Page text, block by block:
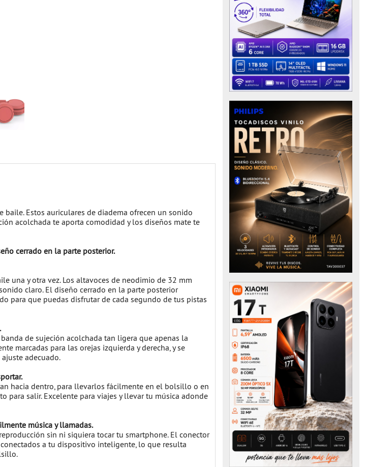
baile. Estos auriculares de diadema ofrecen un sonido
acolchada te aporta comodidad y los diseños mate te
cerrado en la parte posterior.
una y otra vez. Los altavoces de neodimio de 32 mm
claro. El diseño cerrado en la parte posterior
para que puedas disfrutar de cada segundo de tus pistas
de sujeción acolchada tan ligera que apenas la
marcadas para las orejas izquierda y derecha, y se
adecuado.
hacia dentro, para llevarlos fácilmente en el bolsillo o en
para salir. Excelente para viajes y llevar tu música adonde
música y llamadas.
sin ni siquiera tocar tu smartphone. El conector
a tu dispositivo inteligente, lo que resulta